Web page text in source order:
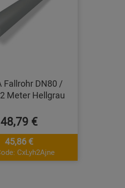
Fallrohr DN80 /
Meter Hellgrau
48,79 €
45,86 €
CxLyh2Ajne